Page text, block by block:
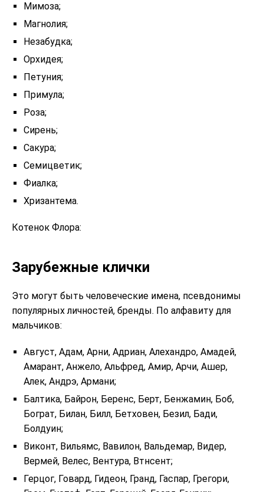
Мимоза;
Магнолия;
Незабудка;
Орхидея;
Петуния;
Примула;
Роза;
Сирень;
Сакура;
Семицветик;
Фиалка;
Хризантема.
Котенок Флора:
Зарубежные клички
Это могут быть человеческие имена, псевдонимы
популярных личностей, бренды. По алфавиту для
мальчиков:
Август, Адам, Арни, Адриан, Алехандро, Амадей,
Амарант, Анжело, Альфред, Амир, Арчи, Ашер,
Алек, Андрэ, Армани;
Балтика, Байрон, Беренс, Берт, Бенжамин, Боб,
Бограт, Билан, Билл, Бетховен, Безил, Бади,
Болдуин;
Виконт, Вильямс, Вавилон, Вальдемар, Видер,
Вермей, Велес, Вентура, Втнсент;
Герцог, Говард, Гидеон, Гранд, Гаспар, Грегори,